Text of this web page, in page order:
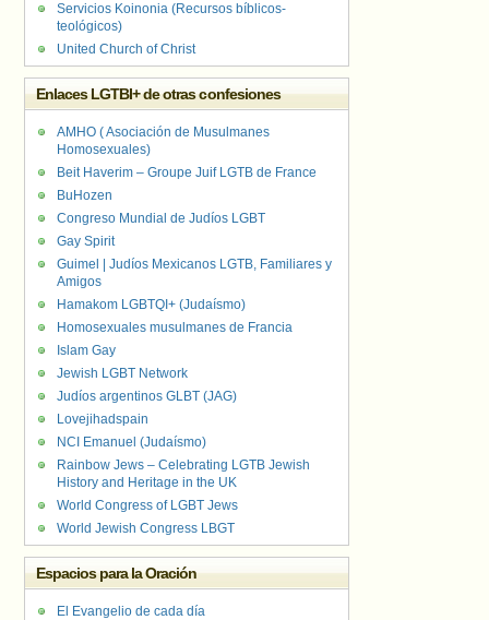
Servicios Koinonia (Recursos bíblicos-
teológicos)
United Church of Christ
Enlaces LGTBI+ de otras confesiones
AMHO ( Asociación de Musulmanes
Homosexuales)
Beit Haverim – Groupe Juif LGTB de France
BuHozen
Congreso Mundial de Judíos LGBT
Gay Spirit
Guimel | Judíos Mexicanos LGTB, Familiares y
Amigos
Hamakom LGBTQI+ (Judaísmo)
Homosexuales musulmanes de Francia
Islam Gay
Jewish LGBT Network
Judíos argentinos GLBT (JAG)
Lovejihadspain
NCI Emanuel (Judaísmo)
Rainbow Jews – Celebrating LGTB Jewish
History and Heritage in the UK
World Congress of LGBT Jews
World Jewish Congress LBGT
Espacios para la Oración
El Evangelio de cada día